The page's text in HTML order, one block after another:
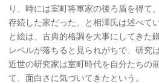
り、時には室町将軍家の後ろ盾を得て
存続した家だった、と相澤氏は述べて
と絵は、古典的格調を大事にしてきた
レベルが落ちると見られがちで、研究
近世の研究家は室町時代を自分たちの
て、面白さに気づいてきたという。